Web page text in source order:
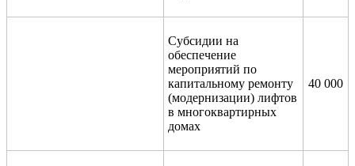
Субсидии на
обеспечение
мероприятий по
капитальному ремонту
(модернизации) лифтов
в многоквартирных
домах
40 000